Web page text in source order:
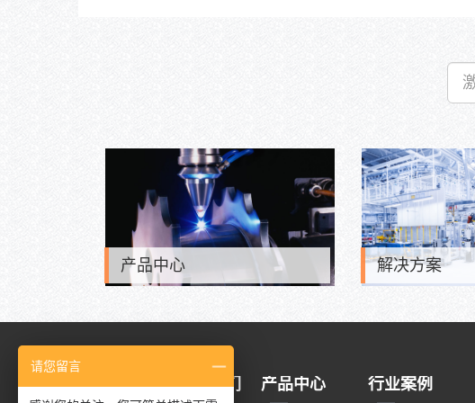
产品中心 解决方案
新闻动态 关于我们 产品中心 行业案例
请您留言